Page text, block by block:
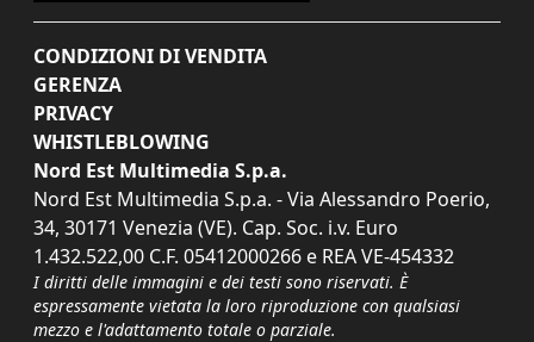
CONDIZIONI DI VENDITA
GERENZA
PRIVACY
WHISTLEBLOWING
Nord Est Multimedia S.p.a.
Nord Est Multimedia S.p.a. - Via Alessandro Poerio,
34, 30171 Venezia (VE). Cap. Soc. i.v. Euro
1.432.522,00 C.F. 05412000266 e REA VE-454332
I diritti delle immagini e dei testi sono riservati. È
espressamente vietata la loro riproduzione con qualsiasi
mezzo e l'adattamento totale o parziale.